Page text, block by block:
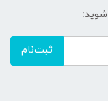
شوید:
ثبت‌نام